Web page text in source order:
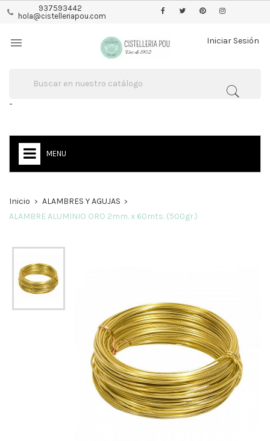
937593442
hola@cistelleriapou.com
Iniciar Sesión

-
MENU
Inicio
ALAMBRES Y AGUJAS
ALAMBRE ALUMINIO ORO 2mm. x 60mts. (500gr.)